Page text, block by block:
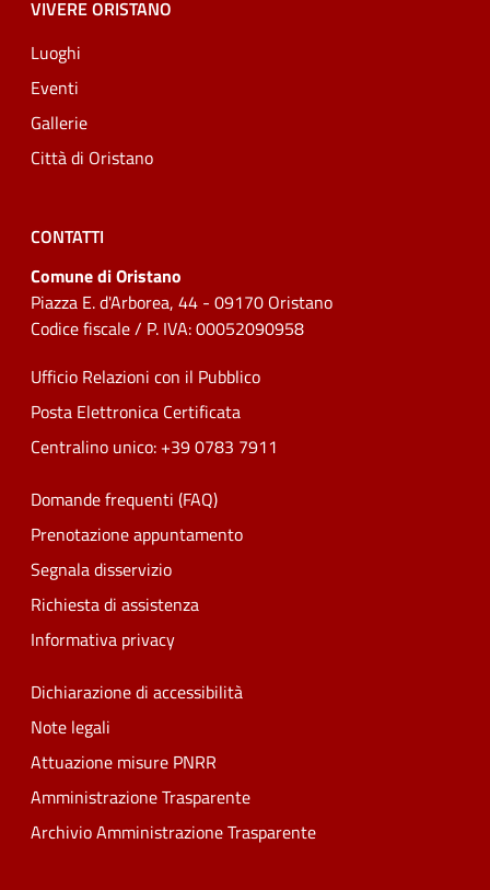
VIVERE ORISTANO
Luoghi
Eventi
Gallerie
Città di Oristano
CONTATTI
Comune di Oristano
Piazza E. d'Arborea, 44 - 09170 Oristano
Codice fiscale / P. IVA: 00052090958
Ufficio Relazioni con il Pubblico
Posta Elettronica Certificata
Centralino unico: +39 0783 7911
Domande frequenti (FAQ)
Prenotazione appuntamento
Segnala disservizio
Richiesta di assistenza
Informativa privacy
Dichiarazione di accessibilità
Note legali
Attuazione misure PNRR
Amministrazione Trasparente
Archivio Amministrazione Trasparente